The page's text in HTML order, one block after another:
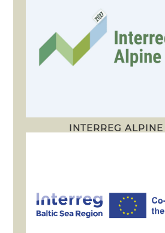
INTERREG ALPINE